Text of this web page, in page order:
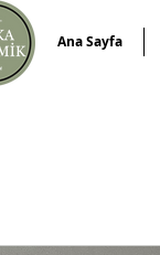
Ana Sayfa